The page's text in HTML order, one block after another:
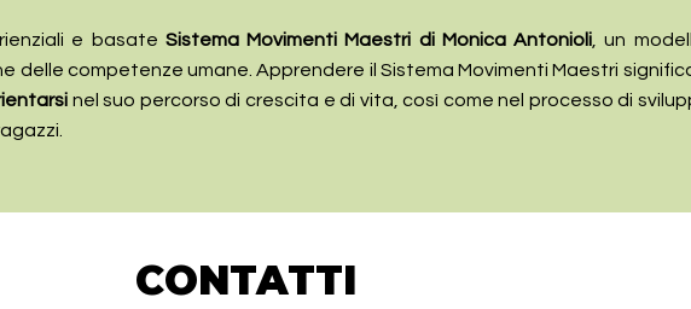
e basate Sistema Movimenti Maestri di Monica Antonioli , un
delle competenze umane. Apprendere il Sistema Movimenti Maestri
nel suo percorso di crescita e di vita, così come nel processo di
CONTATTI